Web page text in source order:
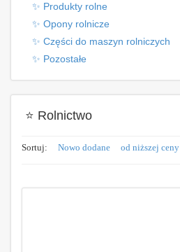
✨ Produkty rolne
✨ Opony rolnicze
✨ Części do maszyn rolniczych
✨ Pozostałe
⭐ Rolnictwo
Sortuj: Nowo dodane od niższej ceny